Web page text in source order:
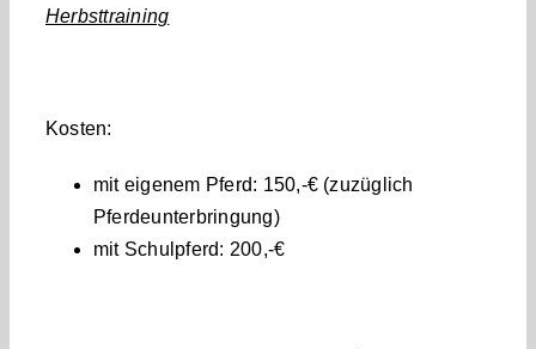
Herbsttraining
Kosten:
mit eigenem Pferd: 150,-€ (zuzüglich
Pferdeunterbringung)
mit Schulpferd: 200,-€